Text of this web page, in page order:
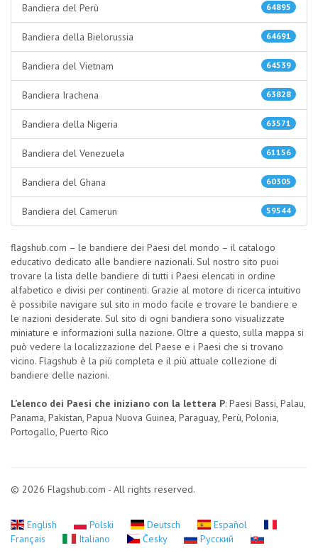
64895
Bandiera del Perù
64691
Bandiera della Bielorussia
64539
Bandiera del Vietnam
63828
Bandiera Irachena
63571
Bandiera della Nigeria
61156
Bandiera del Venezuela
60305
Bandiera del Ghana
59544
Bandiera del Camerun
flagshub.com – le bandiere dei Paesi del mondo – il catalogo
educativo dedicato alle bandiere nazionali. Sul nostro sito puoi
trovare la lista delle bandiere di tutti i Paesi elencati in ordine
alfabetico e divisi per continenti. Grazie al motore di ricerca intuitivo
è possibile navigare sul sito in modo facile e trovare le bandiere e
le nazioni desiderate. Sul sito di ogni bandiera sono visualizzate
miniature e informazioni sulla nazione. Oltre a questo, sulla mappa si
può vedere la localizzazione del Paese e i Paesi che si trovano
vicino. Flagshub è la più completa e il più attuale collezione di
bandiere delle nazioni.
L’elenco dei Paesi che iniziano con la lettera P: Paesi Bassi, Palau,
Panama, Pakistan, Papua Nuova Guinea, Paraguay, Perù, Polonia,
Portogallo, Puerto Rico
© 2026 Flagshub.com - All rights reserved.
English Polski Deutsch
Español
Français
Italiano Česky
Русский